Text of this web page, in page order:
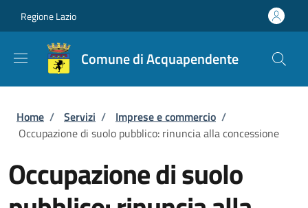
Regione Lazio
Comune di Acquapendente
Briciole di pane
Home / Servizi / Imprese e commercio /
Occupazione di suolo pubblico: rinuncia alla concessione
Occupazione di suolo